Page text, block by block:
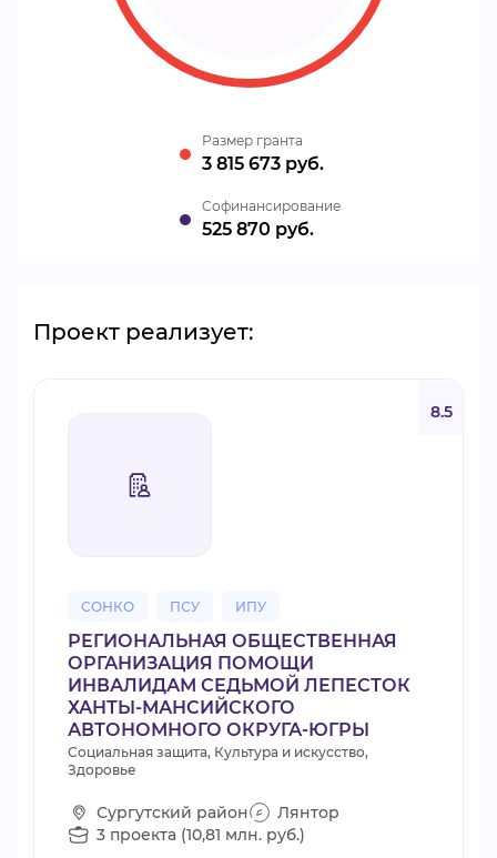
Размер гранта
3 815 673 руб.
Cофинансирование
525 870 руб.
Проект реализует:
СОНКО ПСУ ИПУ
8.5
РЕГИОНАЛЬНАЯ ОБЩЕСТВЕННАЯ
ОРГАНИЗАЦИЯ ПОМОЩИ
ИНВАЛИДАМ СЕДЬМОЙ ЛЕПЕСТОК
ХАНТЫ-МАНСИЙСКОГО
АВТОНОМНОГО ОКРУГА-ЮГРЫ
Социальная защита, Культура и искусство,
Здоровье
Сургутский район
Лянтор
3 проекта (10,81 млн. руб.)